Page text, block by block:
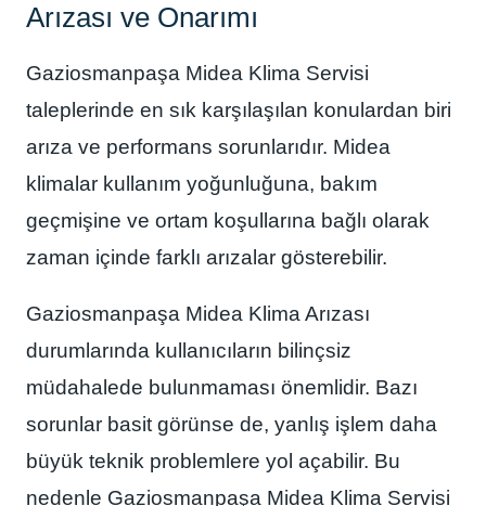
Arızası ve Onarımı
Gaziosmanpaşa Midea Klima Servisi
taleplerinde en sık karşılaşılan konulardan biri
arıza ve performans sorunlarıdır. Midea
klimalar kullanım yoğunluğuna, bakım
geçmişine ve ortam koşullarına bağlı olarak
zaman içinde farklı arızalar gösterebilir.
Gaziosmanpaşa Midea Klima Arızası
durumlarında kullanıcıların bilinçsiz
müdahalede bulunmaması önemlidir. Bazı
sorunlar basit görünse de, yanlış işlem daha
büyük teknik problemlere yol açabilir. Bu
nedenle Gaziosmanpaşa Midea Klima Servisi